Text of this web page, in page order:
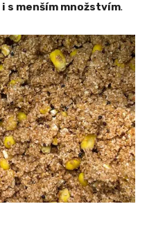
s menším množstvím.